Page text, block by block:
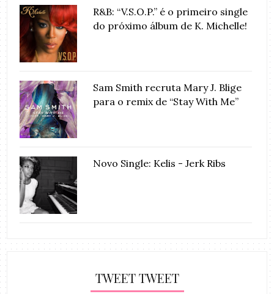
R&B: “V.S.O.P.” é o primeiro single
do próximo álbum de K. Michelle!
Sam Smith recruta Mary J. Blige
para o remix de “Stay With Me”
Novo Single: Kelis - Jerk Ribs
TWEET TWEET